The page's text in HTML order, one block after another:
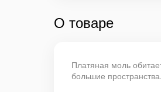
О товаре
Платяная моль
большие